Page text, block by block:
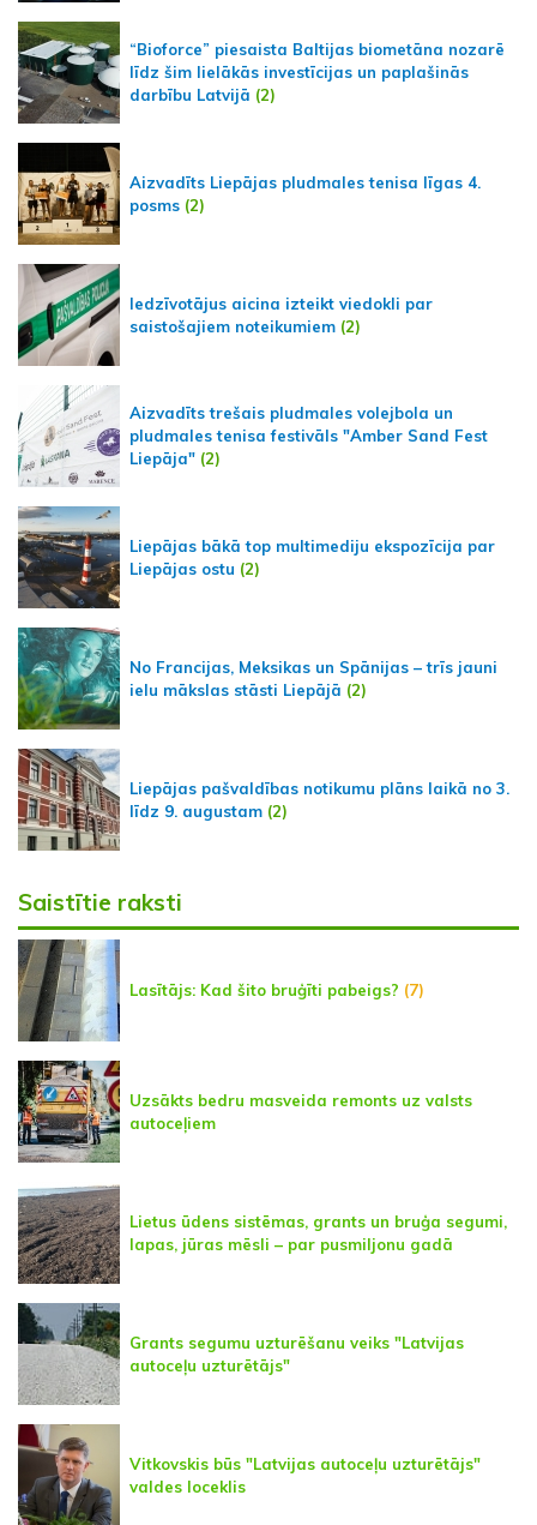
“Bioforce” piesaista Baltijas biometāna nozarē
līdz šim lielākās investīcijas un paplašinās
darbību Latvijā (2)
Aizvadīts Liepājas pludmales tenisa līgas 4.
posms (2)
Iedzīvotājus aicina izteikt viedokli par
saistošajiem noteikumiem (2)
Aizvadīts trešais pludmales volejbola un
pludmales tenisa festivāls "Amber Sand Fest
Liepāja" (2)
Liepājas bākā top multimediju ekspozīcija par
Liepājas ostu (2)
No Francijas, Meksikas un Spānijas – trīs jauni
ielu mākslas stāsti Liepājā (2)
Liepājas pašvaldības notikumu plāns laikā no 3.
līdz 9. augustam (2)
Saistītie raksti
Lasītājs: Kad šito bruģīti pabeigs? (7)
Uzsākts bedru masveida remonts uz valsts
autoceļiem
Lietus ūdens sistēmas, grants un bruģa segumi,
lapas, jūras mēsli – par pusmiljonu gadā
Grants segumu uzturēšanu veiks "Latvijas
autoceļu uzturētājs"
Vitkovskis būs "Latvijas autoceļu uzturētājs"
valdes loceklis